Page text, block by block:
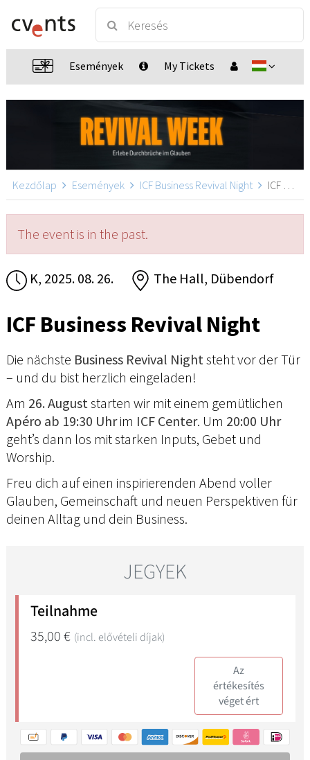
Események My Tickets
Kezdőlap Események ICF Business Revival Night ICF Business Revival Night, Dübendorf
The event is in the past.
K, 2025. 08. 26. The Hall, Dübendorf
ICF Business Revival Night
Die nächste Business Revival Night steht vor der Tür
– und du bist herzlich eingeladen!
Am 26. August starten wir mit einem gemütlichen
Apéro ab 19:30 Uhrim ICF Center. Um 20:00 Uhr
geht’s dann los mit starken Inputs, Gebet und
Worship.
Freu dich auf einen inspirierenden Abend voller
Glauben, Gemeinschaft und neuen Perspektiven für
deinen Alltag und dein Business.